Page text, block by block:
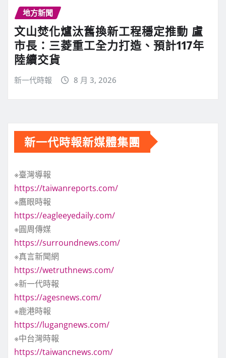
地方新聞
文山焚化爐汰舊換新工程穩定推動 盧
市長：三菱重工全力打造、預計117年
陸續交貨
新一代時報 8 月 3, 2026
新一代時報新媒體集團
※臺灣導報
https://taiwanreports.com/
※鷹眼時報
https://eagleeyedaily.com/
※圓周傳媒
https://surroundnews.com/
※真言新聞網
https://wetruthnews.com/
※新一代時報
https://agesnews.com/
※鹿港時報
https://lugangnews.com/
※中台灣時報
https://taiwancnews.com/